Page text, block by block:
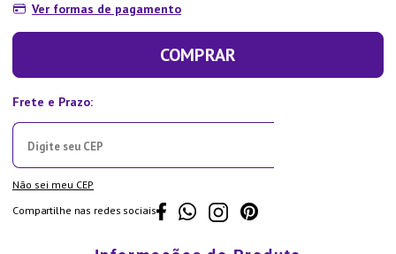
Ver formas de pagamento
COMPRAR
Não sei meu CEP
Compartilhe nas redes sociais